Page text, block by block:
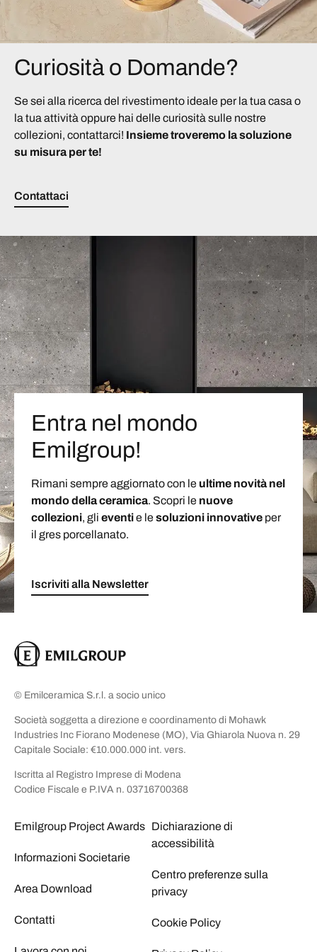
Curiosità o Domande?
Se sei alla ricerca del rivestimento ideale per la tua casa o
la tua attività oppure hai delle curiosità sulle nostre
collezioni, contattarci! Insieme troveremo la soluzione
su misura per te!
Contattaci
Entra nel mondo
Emilgroup!
Rimani sempre aggiornato con le ultime novità nel
mondo della ceramica. Scopri le nuove
collezioni, gli eventie lesoluzioni innovative per
il gres porcellanato.
Iscriviti alla Newsletter
© Emilceramica S.r.l. a socio unico
Società soggetta a direzione e coordinamento di Mohawk
Industries Inc Fiorano Modenese (MO), Via Ghiarola Nuova n. 29
Capitale Sociale: €10.000.000 int. vers.
Iscritta al Registro Imprese di Modena
Codice Fiscale e P.IVA n. 03716700368
Emilgroup Project Awards
Informazioni Societarie
Area Download
Contatti
Dichiarazione di
accessibilità
Centro preferenze sulla
privacy
Cookie Policy